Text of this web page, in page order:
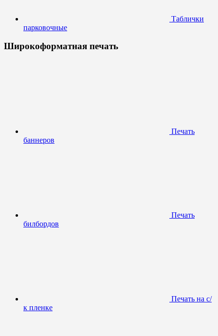
Таблички
парковочные
Широкоформатная печать
Печать
баннеров
Печать
билбордов
Печать на с/
к пленке